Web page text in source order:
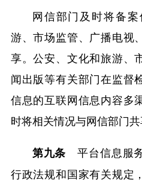
网信部门及时将备
游、市场监管、广播电视
享。公安、文化和旅游、
闻出版等有关部门在监督
信息的互联网信息内容多
时将相关情况与网信部门共
第九条 平台信息服
行政法规和国家有关规定